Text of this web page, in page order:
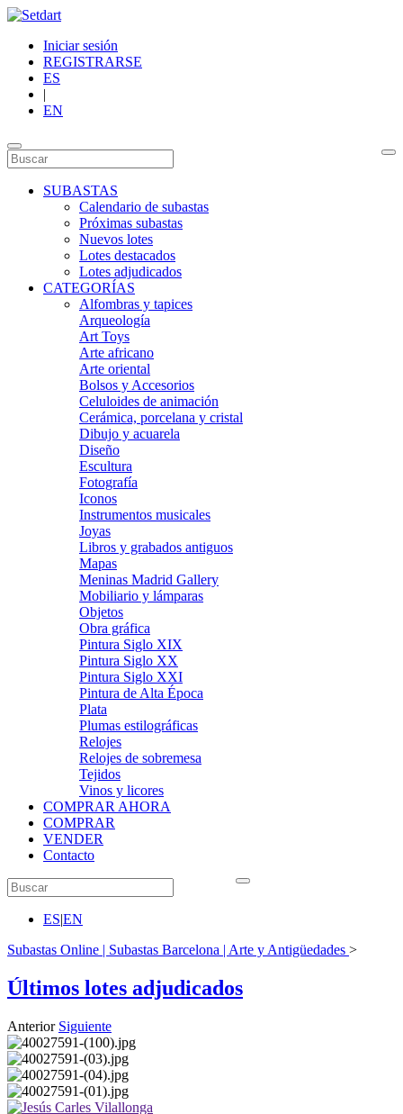
Iniciar sesión
REGISTRARSE
ES
|
EN
SUBASTAS
Calendario de subastas
Próximas subastas
Nuevos lotes
Lotes destacados
Lotes adjudicados
CATEGORÍAS
Alfombras y tapices
Arqueología
Art Toys
Arte africano
Arte oriental
Bolsos y Accesorios
Celuloides de animación
Cerámica, porcelana y cristal
Dibujo y acuarela
Diseño
Escultura
Fotografía
Iconos
Instrumentos musicales
Joyas
Libros y grabados antiguos
Mapas
Meninas Madrid Gallery
Mobiliario y lámparas
Objetos
Obra gráfica
Pintura Siglo XIX
Pintura Siglo XX
Pintura Siglo XXI
Pintura de Alta Época
Plata
Plumas estilográficas
Relojes
Relojes de sobremesa
Tejidos
Vinos y licores
COMPRAR AHORA
COMPRAR
VENDER
Contacto
ES|EN
Subastas Online | Subastas Barcelona | Arte y Antigüedades >
Últimos lotes adjudicados
Anterior Siguiente